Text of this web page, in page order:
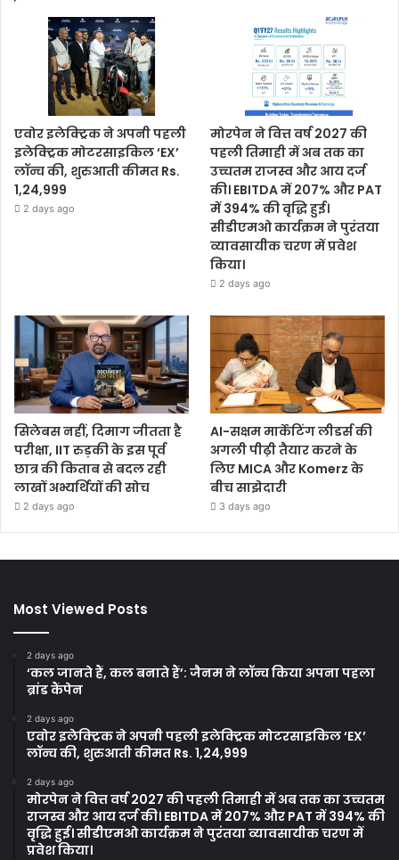
एवोर इलेक्ट्रिक ने अपनी पहली
इलेक्ट्रिक मोटरसाइकिल ‘EX’
लॉन्च की, शुरुआती कीमत Rs.
1,24,999
2 days ago
मोरपेन ने वित्त वर्ष 2027 की
पहली तिमाही में अब तक का
उच्चतम राजस्व और आय दर्ज
की। EBITDA में 207% और PAT
में 394% की वृद्धि हुई।
सीडीएमओ कार्यक्रम ने पुरंतया
व्यावसायीक चरण में प्रवेश
किया।
2 days ago
सिलेबस नहीं, दिमाग जीतता है
परीक्षा, IIT रुड़की के इस पूर्व
छात्र की किताब से बदल रही
लाखों अभ्यर्थियों की सोच
2 days ago
AI-सक्षम मार्केटिंग लीडर्स की
अगली पीढ़ी तैयार करने के
लिए MICA और Komerz के
बीच साझेदारी
3 days ago
Most Viewed Posts
2 days ago
‘कल जानते हैं, कल बनाते हैं’: जैनम ने लॉन्च किया अपना पहला
ब्रांड कैंपेन
2 days ago
एवोर इलेक्ट्रिक ने अपनी पहली इलेक्ट्रिक मोटरसाइकिल ‘EX’
लॉन्च की, शुरुआती कीमत Rs. 1,24,999
2 days ago
मोरपेन ने वित्त वर्ष 2027 की पहली तिमाही में अब तक का उच्चतम
राजस्व और आय दर्ज की। EBITDA में 207% और PAT में 394% की
वृद्धि हुई। सीडीएमओ कार्यक्रम ने पुरंतया व्यावसायीक चरण में
प्रवेश किया।